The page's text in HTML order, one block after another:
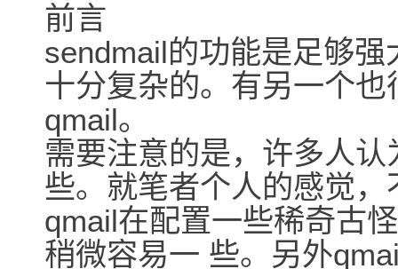
前言
sendmail的功能是足够
十分复杂的。有另一个
qmail。
需要注意的是，许多人
些。就笔者个人的感觉
qmail在配置一些稀奇古
稍微容易一 些。另外